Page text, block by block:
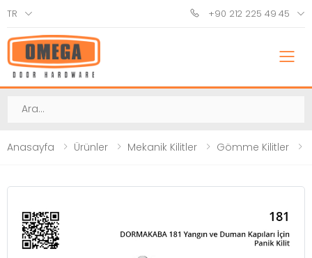
TR +90 212 225 49 45
Ara
Anasayfa Ürünler Mekanik Kilitler Gömme Kilitler